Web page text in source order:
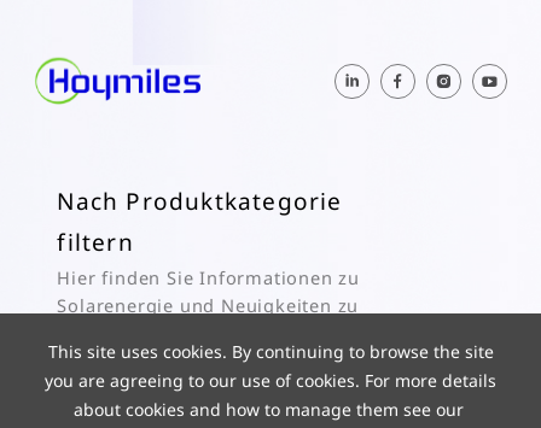
Nach Produktkategorie
filtern
Hier finden Sie Informationen zu
Solarenergie und Neuigkeiten zu
Abonnieren
This site uses cookies. By continuing to browse the site
you are agreeing to our use of cookies. For more details
about cookies and how to manage them see our